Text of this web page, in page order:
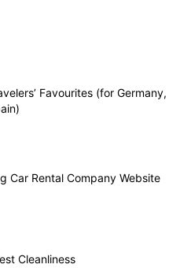
Favourites (for Germany,
Car Rental Company Website
Cleanliness